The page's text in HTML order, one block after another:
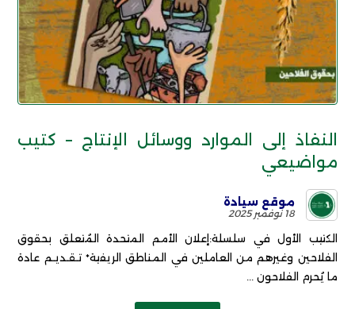
النفاذ إلى الموارد ووسائل الإنتاج – كتيب
مواضيعي
موقع سيادة
18 نوفمبر 2025
الكتيب الأول في سلسلة:إعلان الأمم المتحدة المُتعلق بحقوق
الفلاحين وغيرهم من العاملين في المناطق الريفية* تـقـديـم عادة
ما يُحرم الفلاحون ...